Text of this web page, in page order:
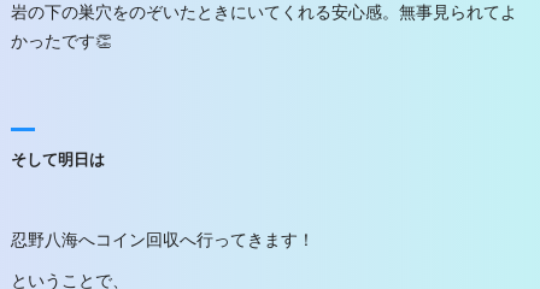
岩の下の巣穴をのぞいたときにいてくれる安心感。無事見られてよ
かったです👏
そして明日は
忍野八海へコイン回収へ行ってきます！
ということで、